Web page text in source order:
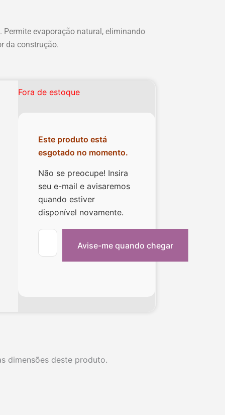
evaporação natural, eliminando
da construção.
Fora de estoque
Este produto está
esgotado no momento.
Não se preocupe! Insira
seu e-mail e avisaremos
quando estiver
disponível novamente.
dimensões deste produto.